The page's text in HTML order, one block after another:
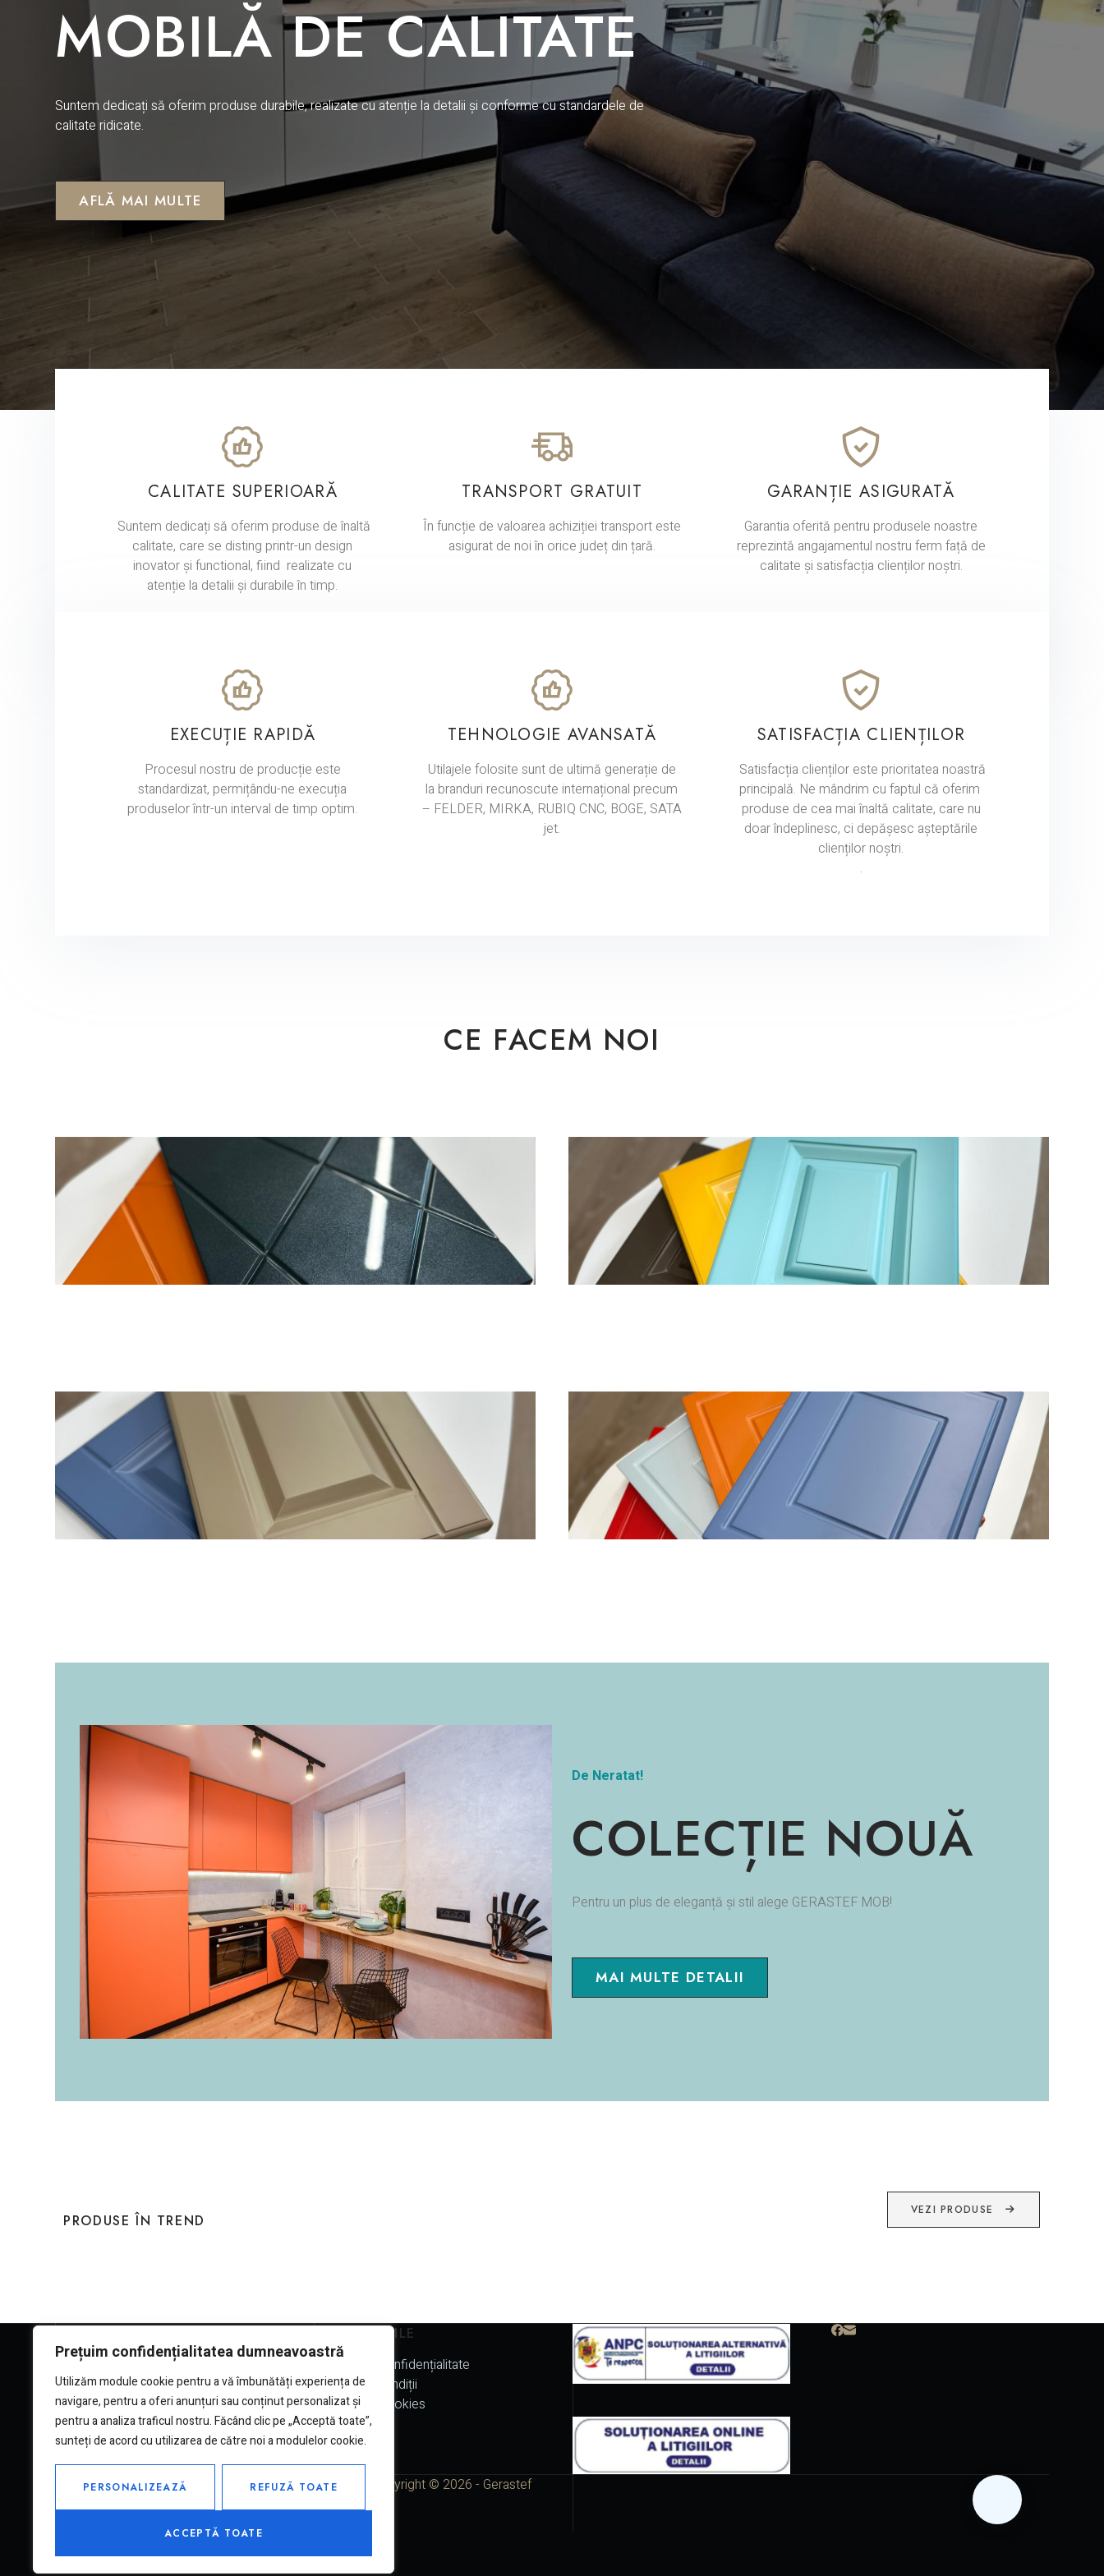
Prețuim confidențialitatea dumneavoastră
Utilizăm module cookie pentru a vă îmbunătăți experiența de
navigare, pentru a oferi anunțuri sau conținut personalizat și
pentru a analiza traficul nostru. Făcând clic pe „Acceptă toate”,
sunteți de acord cu utilizarea de către noi a modulelor cookie.
PERSONALIZEAZĂ REFUZĂ TOATE
ACCEPTĂ TOATE
MOBILĂ DE CALITATE
Suntem dedicați să oferim produse durabile, realizate cu atenție la detalii și conforme cu standardele de
calitate ridicate.
AFLĂ MAI MULTE
CALITATE SUPERIOARĂ
Suntem dedicați să oferim produse de înaltă
calitate, care se disting printr-un design
inovator și functional, fiind realizate cu
atenție la detalii și durabile în timp.
TRANSPORT GRATUIT
În funcție de valoarea achiziției transport este
asigurat de noi în orice județ din țară.
GARANȚIE ASIGURATĂ
Garantia oferită pentru produsele noastre
reprezintă angajamentul nostru ferm față de
calitate și satisfacția clienților noștri.
EXECUȚIE RAPIDĂ
Procesul nostru de producție este
standardizat, permițându-ne execuția
produselor într-un interval de timp optim.
TEHNOLOGIE AVANSATĂ
Utilajele folosite sunt de ultimă generație de
la branduri recunoscute internațional precum
– FELDER, MIRKA, RUBIQ CNC, BOGE, SATA
jet.
SATISFACȚIA CLIENȚILOR
Satisfacția clienților este prioritatea noastră
principală. Ne mândrim cu faptul că oferim
produse de cea mai înaltă calitate, care nu
doar îndeplinesc, ci depășesc așteptările
clienților noștri.
.
CE FACEM NOI
De Neratat!
COLECȚIE NOUĂ
Pentru un plus de eleganță și stil alege GERASTEF MOB!
MAI MULTE DETALII
PRODUSE ÎN TREND
VEZI PRODUSE
Telefon: 0729 858 834
Adresă de e-mail:
gerastefmob@gmail.com
LINKURI UTILE
Politica de Confidențialitate
Termeni & Condiții
Politica de Cookies
Copyright © 2026 - Gerastef